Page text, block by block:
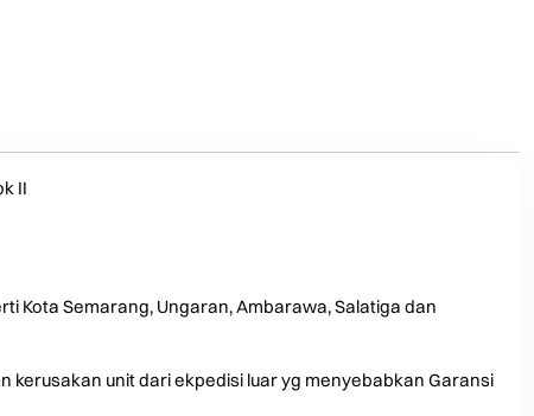
II
Kota Semarang, Ungaran, Ambarawa, Salatiga dan
kerusakan unit dari ekpedisi luar yg menyebabkan Garansi